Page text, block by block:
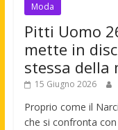
Moda
Pitti Uomo
mette in
stessa della
15 Giugno 2026
Proprio come il
che si confronta con